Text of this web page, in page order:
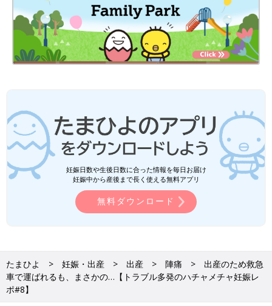
妊娠日数や生後日数に合った情報を毎日お届け
妊娠中から産後まで長く使える無料アプリ
無料ダウンロード
たまひよ 妊娠・出産 出産 陣痛
出産のため救急
車で運ばれるも、まさかの…【トラブル多発のハチャメチャ妊娠レ
ポ#8】